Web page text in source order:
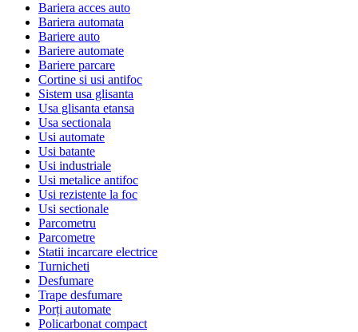
Bariera acces auto
Bariera automata
Bariere auto
Bariere automate
Bariere parcare
Cortine si usi antifoc
Sistem usa glisanta
Usa glisanta etansa
Usa sectionala
Usi automate
Usi batante
Usi industriale
Usi metalice antifoc
Usi rezistente la foc
Usi sectionale
Parcometru
Parcometre
Statii incarcare electrice
Turnicheti
Desfumare
Trape desfumare
Porți automate
Policarbonat compact